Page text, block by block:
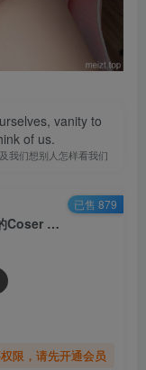
vanity to
of us.
我们想别人怎样看我们
Pyon：视觉冲击与艺术张力的日系阔爱的Coser 合集[持续更新]
限，请先开通会员
已售 879